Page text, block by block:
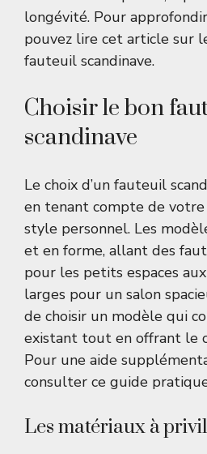
longévité. Pour
pouvez lire cet article sur
fauteuil scandinave.
Choisir le bon
scandinave
Le choix d’un fauteuil
en tenant compte de
style personnel. Les
et en forme, allant des
pour les petits espaces
larges pour un salon
de choisir un modèle qui
existant tout en offrant le
Pour une aide
consulter ce guide
Les matériaux à